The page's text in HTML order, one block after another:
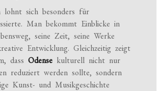
lohnt sich besonders für
Man bekommt Einblicke in
seine Zeit, seine Werke
Entwicklung. Gleichzeitig zeigt
dassOdense kulturell nicht nur
reduziert werden sollte, sondern
Kunst- und Musikgeschichte